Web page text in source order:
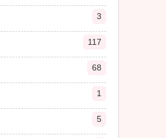
3
117
68
1
5